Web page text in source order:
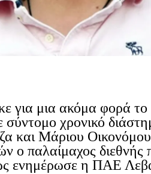
για μια ακόμα φορά το
χρονικό
και Μάριου
ο παλαίμαχος διεθνής
ενημέρωσε η ΠΑΕ